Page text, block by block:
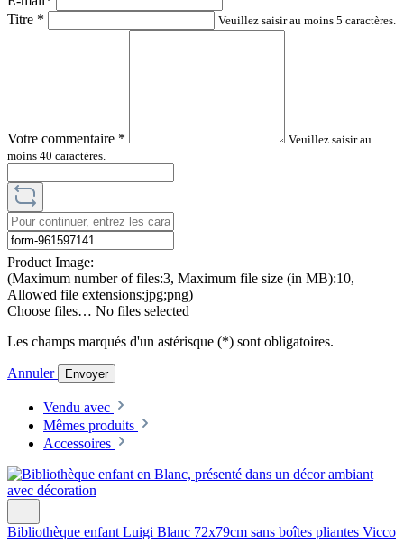
Titre * Veuillez saisir au moins 5 caractères.
Votre commentaire *
Veuillez saisir au
moins 40 caractères.
Product Image:
(Maximum number of files:3, Maximum file size (in MB):10,
Allowed file extensions:jpg;png)
Choose files… No files selected
Les champs marqués d'un astérisque (*) sont obligatoires.
Annuler Envoyer
Vendu avec
Mêmes produits
Accessoires
Bibliothèque enfant Luigi Blanc 72x79cm sans boîtes pliantes Vicco